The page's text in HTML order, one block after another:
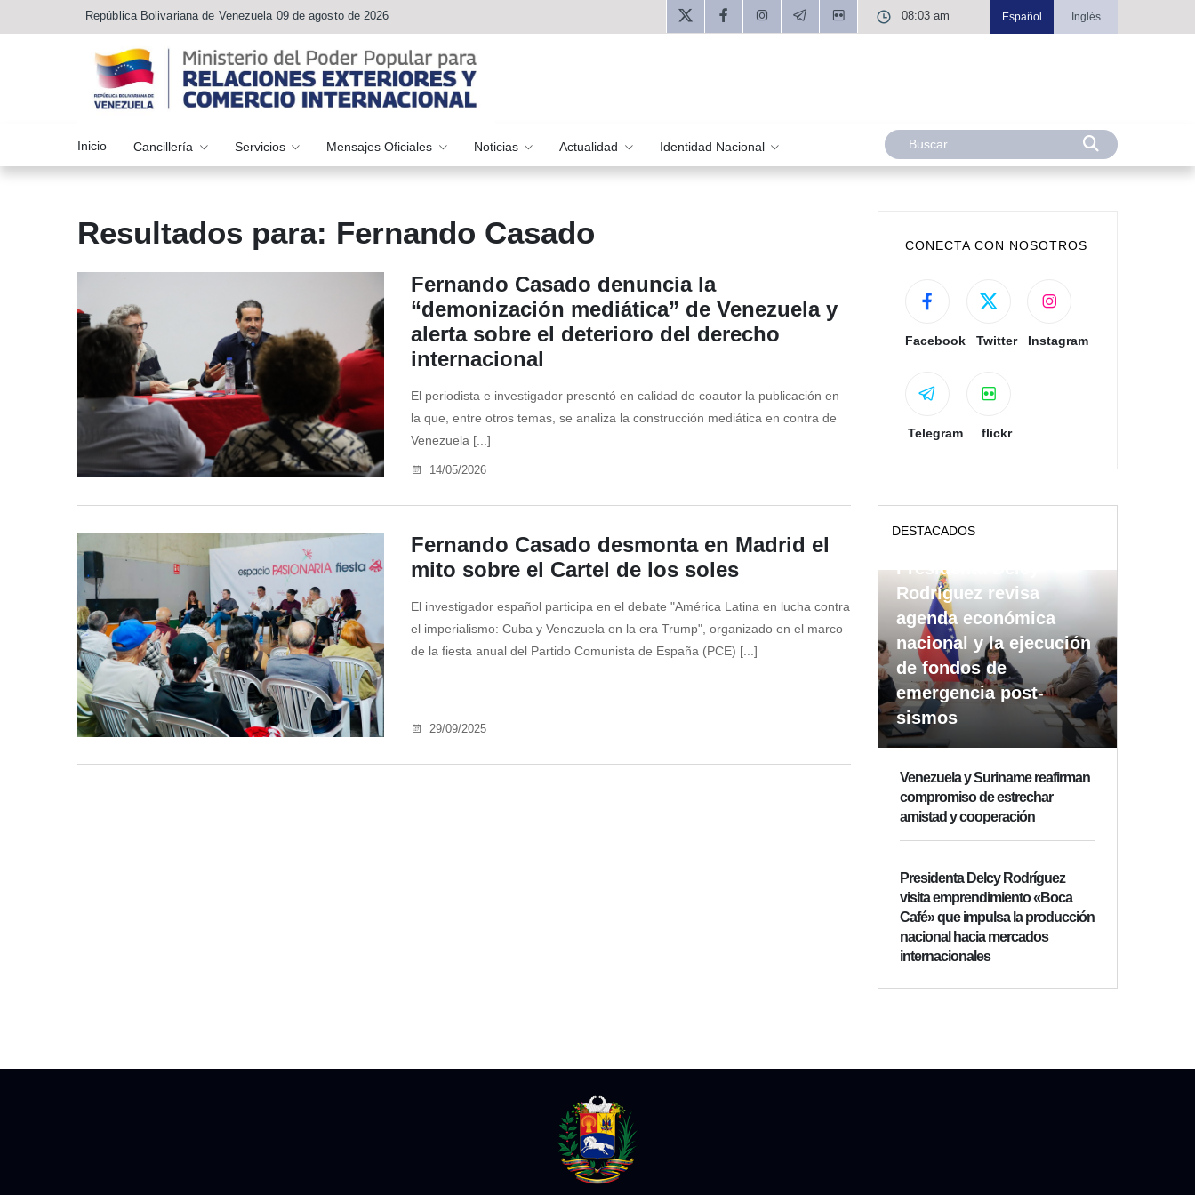
República Bolivariana de Venezuela 09 de agosto de 2026 08:03 am Español Inglés
Inicio Cancillería Servicios Mensajes Oficiales Noticias Actualidad Identidad Nacional
Resultados para: Fernando Casado
Fernando Casado denuncia la
“demonización mediática” de Venezuela y
alerta sobre el deterioro del derecho
internacional
El periodista e investigador presentó en calidad de coautor la publicación en
la que, entre otros temas, se analiza la construcción mediática en contra de
Venezuela [...]
14/05/2026
Fernando Casado desmonta en Madrid el
mito sobre el Cartel de los soles
El investigador español participa en el debate "América Latina en lucha contra
el imperialismo: Cuba y Venezuela en la era Trump", organizado en el marco
de la fiesta anual del Partido Comunista de España (PCE) [...]
29/09/2025
CONECTA CON NOSOTROS
Facebook Twitter Instagram
Telegram flickr
DESTACADOS
Presidenta Delcy
Rodríguez revisa
agenda económica
nacional y la ejecución
de fondos de
emergencia post-
sismos
Venezuela y Suriname reafirman
compromiso de estrechar
amistad y cooperación
Presidenta Delcy Rodríguez
visita emprendimiento «Boca
Café» que impulsa la producción
nacional hacia mercados
internacionales